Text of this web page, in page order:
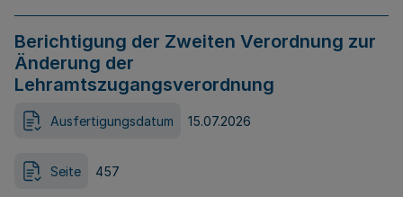
Berichtigung der Zweiten Verordnung zur
Änderung der
Lehramtszugangsverordnung
Ausfertigungsdatum 15.07.2026
Seite 457